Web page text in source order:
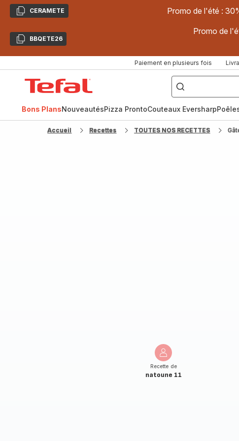
CopierCERAMETE Promo de l'été :
CopierBBQETE26
Promo de
Paiement en plusieurs fois
["Poêles
inox,
Cake
Factory,
Bons PlansNouveautésPizza ProntoCouteaux Eversharp
Accueil Recettes TOUTES NOS RECETTES
Recette de
natoune 11